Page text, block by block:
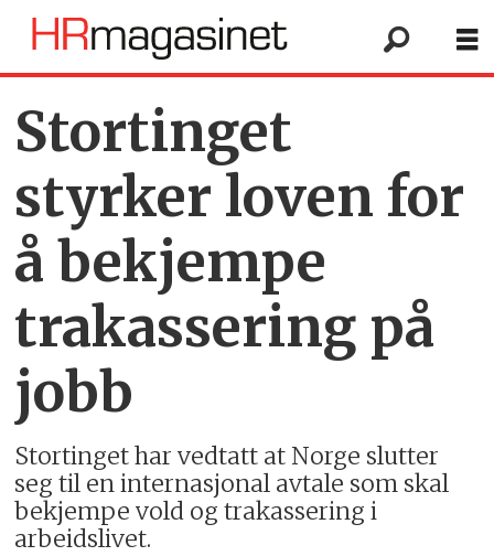
Stortinget
styrker loven for
å bekjempe
trakassering på
jobb
Stortinget har vedtatt at Norge slutter
seg til en internasjonal avtale som skal
bekjempe vold og trakassering i
arbeidslivet.